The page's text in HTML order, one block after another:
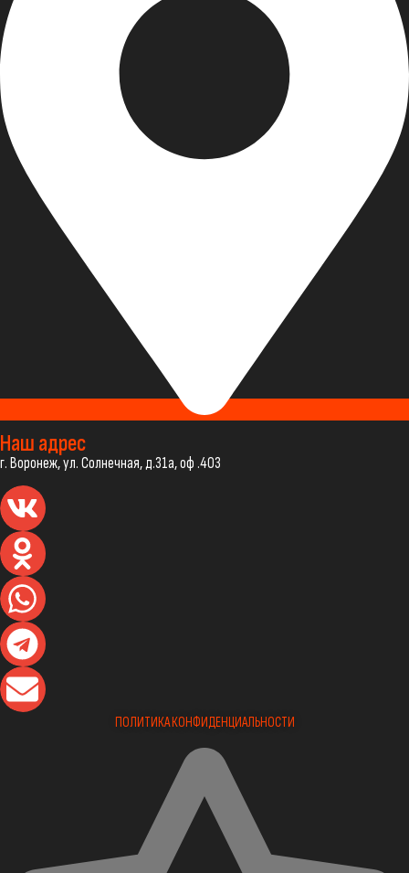
Наш адрес
г. Воронеж, ул. Солнечная, д.31а, оф .403
ПОЛИТИКА КОНФИДЕНЦИАЛЬНОСТИ